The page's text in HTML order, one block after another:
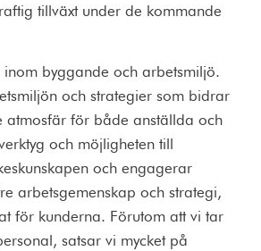
tillväxt under de kommande
byggande och arbetsmiljö.
och strategier som bidrar
atmosfär för både anställda och
och möjligheten till
och engagerar
arbetsgemenskap och strategi,
för kunderna. Förutom att vi tar
satsar vi mycket på